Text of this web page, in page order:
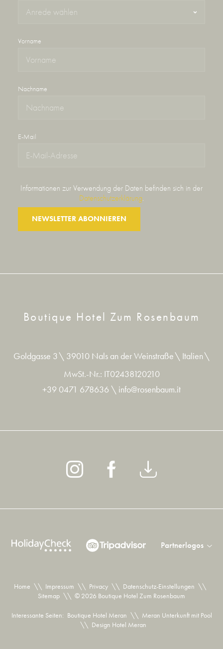
Vorname
Nachname
E-Mail
Informationen zur Verwendung der Daten befinden sich in der
Datenschutzerklärung.
NEWSLETTER ABONNIEREN
Boutique Hotel Zum Rosenbaum
Goldgasse 3\ 39010 Nals an der Weinstraße\ Italien\
MwSt.-Nr.: IT02438120210
+39 0471 678636 \ info@rosenbaum.it
Partnerlogos
Interessante Seiten: Boutique Hotel Meran \\ Meran Unterkunft mit Pool
\\ Design Hotel Meran
Home \\ Impressum \\ Privacy \\ Datenschutz-Einstellungen \\
Sitemap \\ © 2026 Boutique Hotel Zum Rosenbaum